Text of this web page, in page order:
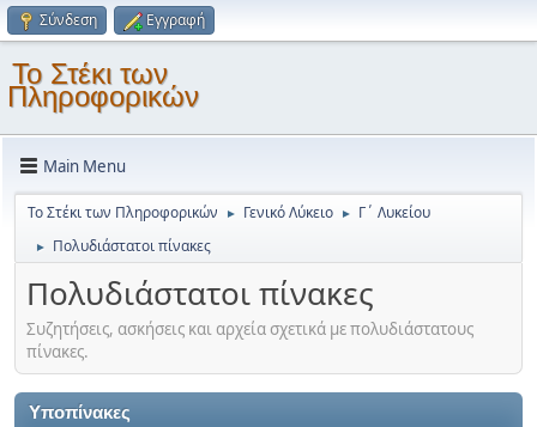
Σύνδεση Εγγραφή
Το Στέκι των
Πληροφορικών
Main Menu
Το Στέκι των Πληροφορικών ► Γενικό Λύκειο ► Γ΄ Λυκείου
► Πολυδιάστατοι πίνακες
Πολυδιάστατοι πίνακες
Συζητήσεις, ασκήσεις και αρχεία σχετικά με πολυδιάστατους
πίνακες.
Υποπίνακες